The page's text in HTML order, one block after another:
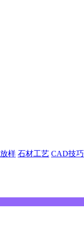
放样 石材工艺 CAD技巧